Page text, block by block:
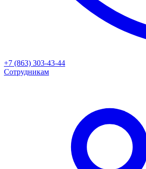
+7 (863) 303-43-44
Сотрудникам